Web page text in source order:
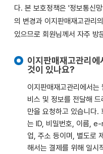
다. 본 보호정책은 '정보통신
의 변경과 이지판매재고관리
있으므로 회원님께서 자주 방
이지판매재고관리
것이 있나요?
이지판매재고관리에서는
비스 및 정보를 전달해
만을 요청하고 있습니다.
는 ID, 비밀번호, 이름,
업, 주소 등이며, 별도로
해서는 결제를 위해 일시